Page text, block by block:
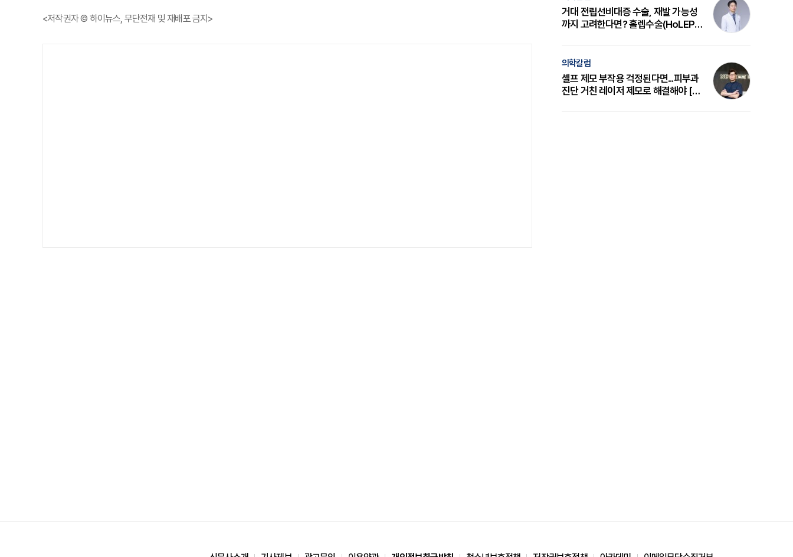
<저작권자 © 하이뉴스, 무단전재 및 재배포 금지>
거대 전립선비대증 수술, 재발 가능성
까지 고려한다면? 홀렙수술(HoLEP)
의학칼럼
셀프 제모 부작용 걱정된다면...피부과
진단 거친 레이저 제모로 해결해야 [변